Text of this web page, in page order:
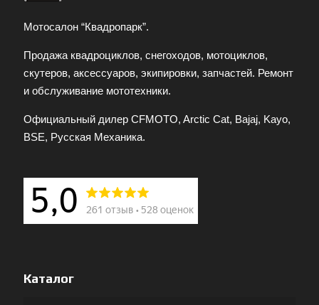
Мотосалон “Квадропарк”.
Продажа квадроциклов, снегоходов, мотоциклов,
скутеров, аксессуаров, экипировки, запчастей. Ремонт
и обслуживание мототехники.
Официальный дилер CFMOTO, Arctic Cat, Bajaj, Kayo,
BSE, Русская Механика.
Каталог